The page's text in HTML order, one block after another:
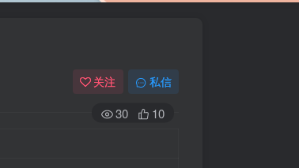
关注 私信
30 10